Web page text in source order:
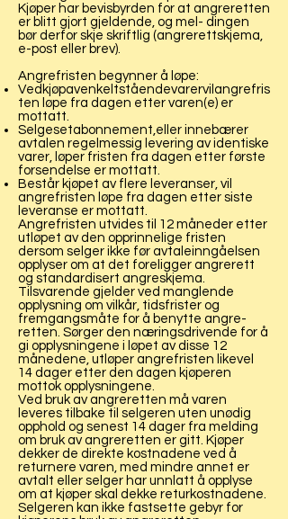
Kjøper har bevisbyrden for at angreretten
er blitt gjort gjeldende, og mel- dingen
bør derfor skje skriftlig (angrerettskjema,
e-post eller brev).
Angrefristen begynner å løpe:
Vedkjøpavenkeltståendevarervilangrefris
ten løpe fra dagen etter varen(e) er
mottatt.
Selgesetabonnement,eller innebærer
avtalen regelmessig levering av identiske
varer, løper fristen fra dagen etter første
forsendelse er mottatt.
Består kjøpet av flere leveranser, vil
angrefristen løpe fra dagen etter siste
leveranse er mottatt.
Angrefristen utvides til 12 måneder etter
utløpet av den opprinnelige fristen
dersom selger ikke før avtaleinngåelsen
opplyser om at det foreligger angrerett
og standardisert angreskjema.
Tilsvarende gjelder ved manglende
opplysning om vilkår, tidsfrister og
fremgangsmåte for å benytte angre-
retten. Sørger den næringsdrivende for å
gi opplysningene i løpet av disse 12
månedene, utløper angrefristen likevel
14 dager etter den dagen kjøperen
mottok opplysningene.
Ved bruk av angreretten må varen
leveres tilbake til selgeren uten unødig
opphold og senest 14 dager fra melding
om bruk av angreretten er gitt. Kjøper
dekker de direkte kostnadene ved å
returnere varen, med mindre annet er
avtalt eller selger har unnlatt å opplyse
om at kjøper skal dekke returkostnadene.
Selgeren kan ikke fastsette gebyr for